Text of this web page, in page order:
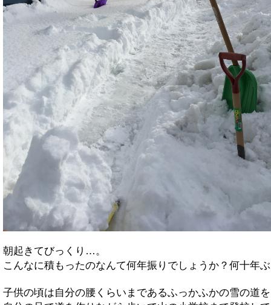
朝起きてびっくり…。
こんなに積もったのなんて何年振りでしょうか？何十年
子供の頃は自分の腰くらいまであるふっかふかの雪の道